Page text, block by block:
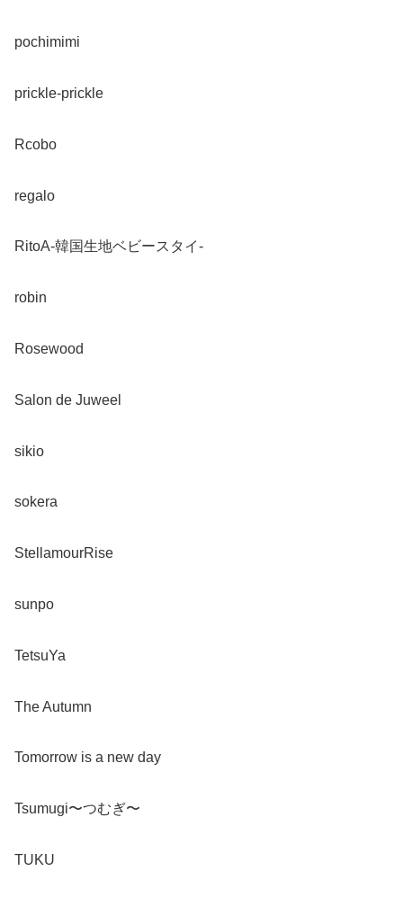
pochimimi
prickle-prickle
Rcobo
regalo
RitoA-韓国生地ベビースタイ-
robin
Rosewood
Salon de Juweel
sikio
sokera
StellamourRise
sunpo
TetsuYa
The Autumn
Tomorrow is a new day
Tsumugi〜つむぎ〜
TUKU